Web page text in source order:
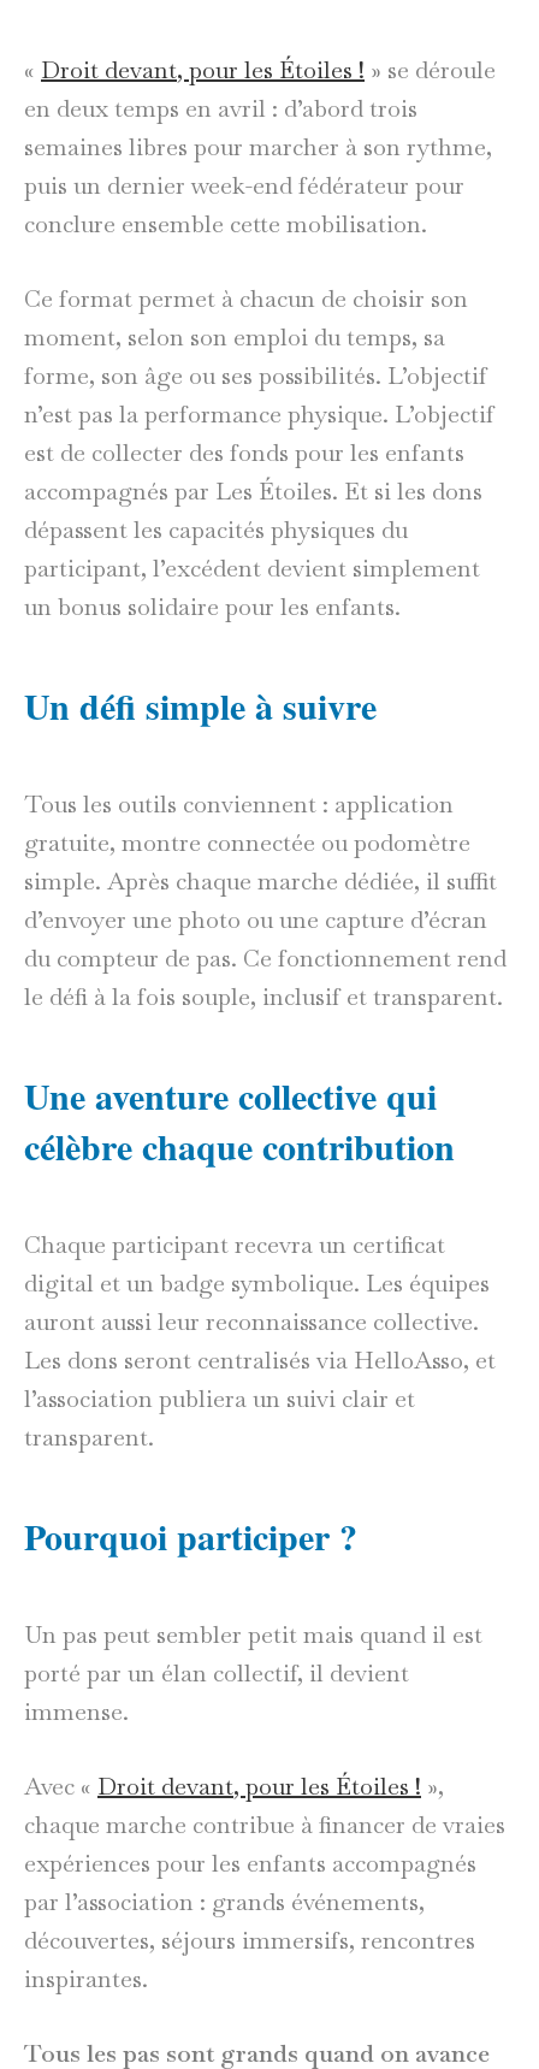
« Droit devant, pour les Étoiles ! » se déroule
en deux temps en avril : d’abord trois
semaines libres pour marcher à son rythme,
puis un dernier week-end fédérateur pour
conclure ensemble cette mobilisation.
Ce format permet à chacun de choisir son
moment, selon son emploi du temps, sa
forme, son âge ou ses possibilités. L’objectif
n’est pas la performance physique. L’objectif
est de collecter des fonds pour les enfants
accompagnés par Les Étoiles. Et si les dons
dépassent les capacités physiques du
participant, l’excédent devient simplement
un bonus solidaire pour les enfants.
Un défi simple à suivre
Tous les outils conviennent : application
gratuite, montre connectée ou podomètre
simple. Après chaque marche dédiée, il suffit
d’envoyer une photo ou une capture d’écran
du compteur de pas. Ce fonctionnement rend
le défi à la fois souple, inclusif et transparent.
Une aventure collective qui
célèbre chaque contribution
Chaque participant recevra un certificat
digital et un badge symbolique. Les équipes
auront aussi leur reconnaissance collective.
Les dons seront centralisés via HelloAsso, et
l’association publiera un suivi clair et
transparent.
Pourquoi participer ?
Un pas peut sembler petit mais quand il est
porté par un élan collectif, il devient
immense.
Avec « Droit devant, pour les Étoiles ! »,
chaque marche contribue à financer de vraies
expériences pour les enfants accompagnés
par l’association : grands événements,
découvertes, séjours immersifs, rencontres
inspirantes.
Tous les pas sont grands quand on avance